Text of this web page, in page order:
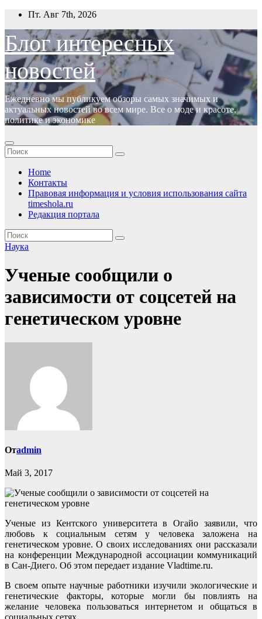
Перейти
содержимому
Пт. Авг 7th, 2026
Блог интересных
новостей
Ежедневно мы публикуем обзоры самых значимых и
актуальных новостей во всем мире. Все о моде и красоте,
политике и экономике
Home
Контакты
Правовая информация и условия использования сайта
timeshola.ru
Редакция портала
Наука
Ученые сообщили о
зависимости от соцсетей на
генетическом уровне
Отadmin
Май 3, 2017
Ученые из Кентского университета в Огайо заявили, что
любовь к социальным сетям у человека заложена на
генетическом уровне. О своих исследованиях они рассказали
на конференции Международной ассоциации коммуникаций
в Сан-Диего. Об этом передает издание Vladtime.ru.
В своем опыте научные работники изучили экологические и
генетические факторы, которые могли бы повлиять на
желание человека пользоваться интернетом и общаться в